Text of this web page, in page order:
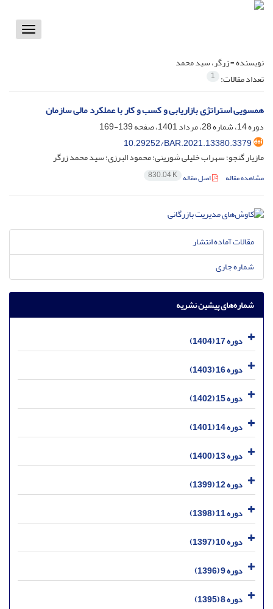
Toggle
نویسنده =زرگر، سید محمد
تعداد مقالات: 1
همسویی استراتژی بازاریابی و کسب و کار با عملکرد مالی سازمان
دوره 14، شماره 28، مرداد 1401، صفحه
139-169
10.29252/BAR.2021.13380.3379
مازیار گنجو؛ سهراب خلیلی شورینی؛ محمود البرزی؛ سید محمد زرگر
مشاهده مقاله اصل مقاله 830.04 K
مقالات آماده انتشار
شماره جاری
شماره‌های پیشین نشریه
دوره 17 (1404)
دوره 16 (1403)
دوره 15 (1402)
دوره 14 (1401)
دوره 13 (1400)
دوره 12 (1399)
دوره 11 (1398)
دوره 10 (1397)
دوره 9 (1396)
دوره 8 (1395)